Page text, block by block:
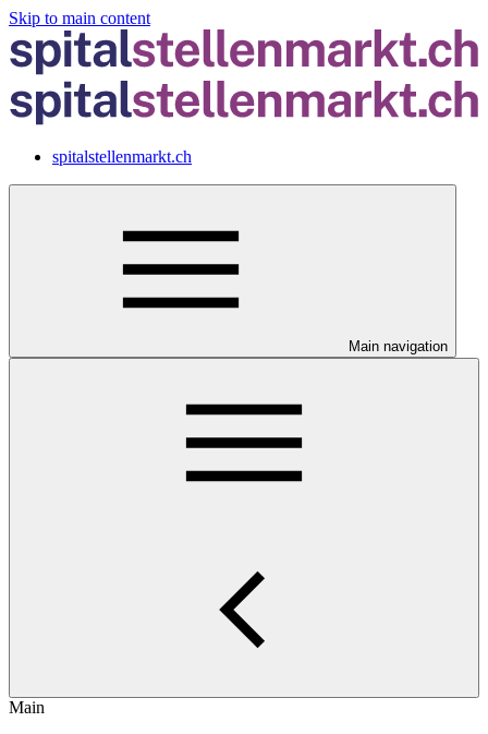
Skip to main content
spitalstellenmarkt.ch
Main navigation
Main